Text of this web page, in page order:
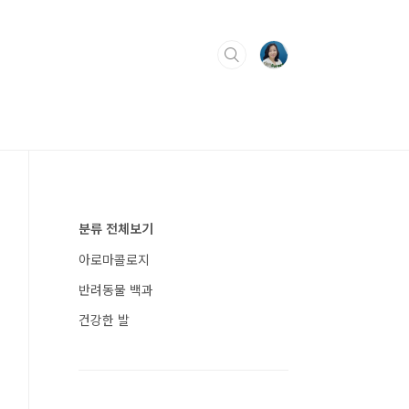
분류 전체보기
아로마콜로지
반려동물 백과
건강한 발